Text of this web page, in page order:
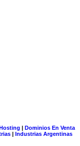
| Dominios En Venta
| Industrias Argentinas